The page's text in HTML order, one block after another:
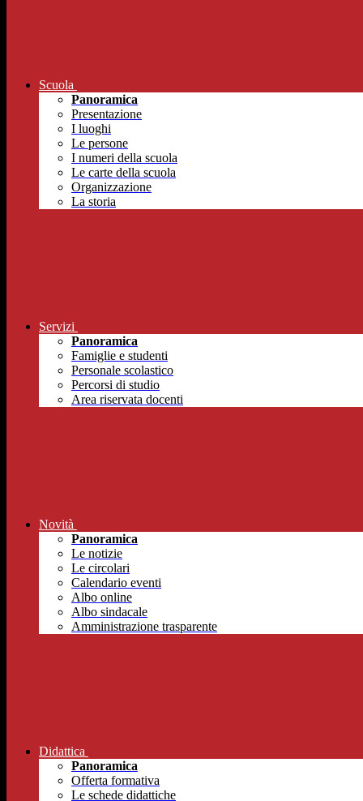
Scuola
Panoramica
Presentazione
I luoghi
Le persone
I numeri della scuola
Le carte della scuola
Organizzazione
La storia
Servizi
Panoramica
Famiglie e studenti
Personale scolastico
Percorsi di studio
Area riservata docenti
Novità
Panoramica
Le notizie
Le circolari
Calendario eventi
Albo online
Albo sindacale
Amministrazione trasparente
Didattica
Panoramica
Offerta formativa
Le schede didattiche